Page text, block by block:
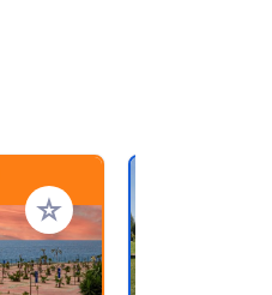
Zu Ihren Favoriten